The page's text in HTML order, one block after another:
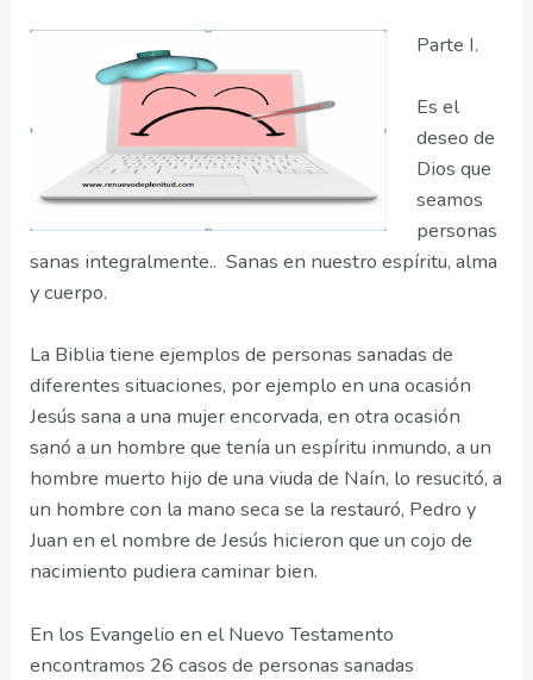
Parte I.
Es el
deseo de
Dios que
seamos
personas
sanas integralmente.. Sanas en nuestro espíritu, alma
y cuerpo.
La Biblia tiene ejemplos de personas sanadas de
diferentes situaciones, por ejemplo en una ocasión
Jesús sana a una mujer encorvada, en otra ocasión
sanó a un hombre que tenía un espíritu inmundo, a un
hombre muerto hijo de una viuda de Naín, lo resucitó, a
un hombre con la mano seca se la restauró, Pedro y
Juan en el nombre de Jesús hicieron que un cojo de
nacimiento pudiera caminar bien.
En los Evangelio en el Nuevo Testamento
encontramos 26 casos de personas sanadas